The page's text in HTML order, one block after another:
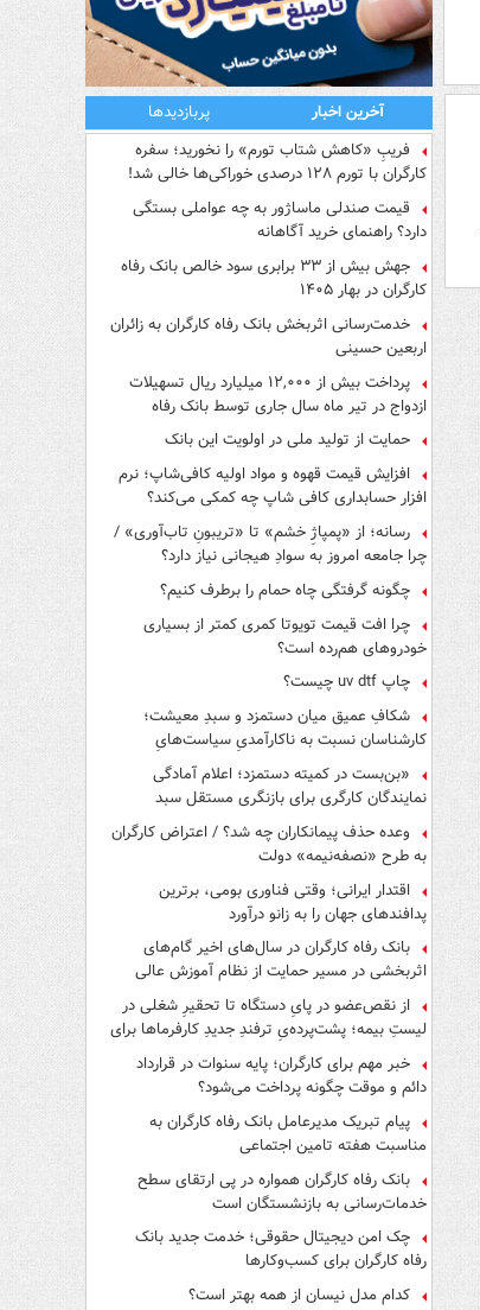
آخرین اخبار
پربازدیدها
فریبِ «کاهش شتاب تورم» را نخورید؛ سفره
کارگران با تورم ۱۲۸ درصدی خوراکی‌ها خالی شد!
قیمت صندلی ماساژور به چه عواملی بستگی
دارد؟ راهنمای خرید آگاهانه
جهش بیش از ۳۳ برابری سود خالص بانک رفاه
کارگران در بهار ۱۴۰۵
خدمت‌رسانی اثربخش بانک رفاه کارگران به زائران
اربعین حسینی
پرداخت بیش از ۱۲,۰۰۰ میلیارد ریال تسهیلات
ازدواج در تیر ماه سال جاری توسط بانک رفاه
کارگران
حمایت از تولید ملی در اولویت این بانک
افزایش قیمت قهوه و مواد اولیه کافی‌شاپ؛ نرم
افزار حسابداری کافی شاپ چه کمکی می‌کند؟
رسانه؛ از «پمپاژِ خشم» تا «تریبونِ تاب‌آوری» /
چرا جامعه امروز به سوادِ هیجانی نیاز دارد؟
چگونه گرفتگی چاه حمام را برطرف کنیم؟
چرا افت قیمت تویوتا کمری کمتر از بسیاری
خودروهای هم‌رده است؟
چاپ uv dtf چیست؟
شکافِ عمیق میان دستمزد و سبدِ معیشت؛
کارشناسان نسبت به ناکارآمدیِ سیاست‌هایِ
حمایتی هشدار دادند
«بن‌بست در کمیته دستمزد؛ اعلام آمادگی
نمایندگان کارگری برای بازنگری مستقل سبد
وعده حذف پیمانکاران چه شد؟ / اعتراض کارگران
به طرح «نصفه‌نیمه» دولت
اقتدار ایرانی؛ وقتی فناوری بومی، برترین
پدافندهای جهان را به زانو درآورد
بانک رفاه کارگران در سال‌های اخیر گام‌های
اثربخشی در مسیر حمایت از نظام آموزش عالی
برداشته است
از نقص‌عضو در پایِ دستگاه تا تحقیرِ شغلی در
لیستِ بیمه؛ پشت‌پرده‌یِ ترفندِ جدیدِ کارفرماها برای
فرار از قانون چیست؟
خبر مهم برای کارگران؛ پایه سنوات در قرارداد
دائم و موقت چگونه پرداخت می‌شود؟
پیام تبریک مدیرعامل بانک رفاه کارگران به
مناسبت هفته تامین اجتماعی
بانک رفاه کارگران همواره در پی ارتقای سطح
خدمات‌رسانی به بازنشستگان است
چک امن دیجیتال حقوقی؛ خدمت جدید بانک
رفاه کارگران برای کسب‌وکارها
کدام مدل نیسان از همه بهتر است؟